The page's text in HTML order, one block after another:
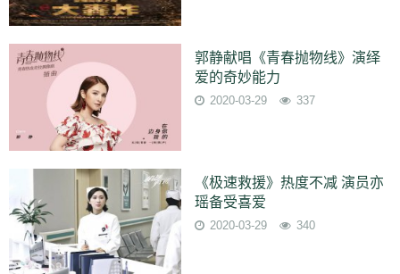
郭静献唱《青春抛物线》演绎
爱的奇妙能力
2020-03-29 337
《极速救援》热度不减 演员亦
瑶备受喜爱
2020-03-29 340